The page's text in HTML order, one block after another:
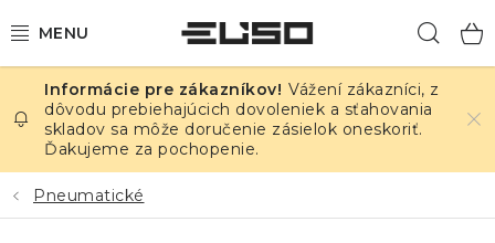
na
ELEKTRINA
TEPLOTA A VLHKOSŤ
TLAK A ÚNIKY
Vážení zákazníci, z
dôvodu prebiehajúcich dovoleniek a sťahovania
skladov sa môže doručenie zásielok oneskoriť.
Ďakujeme za pochopenie.
Pneumatické